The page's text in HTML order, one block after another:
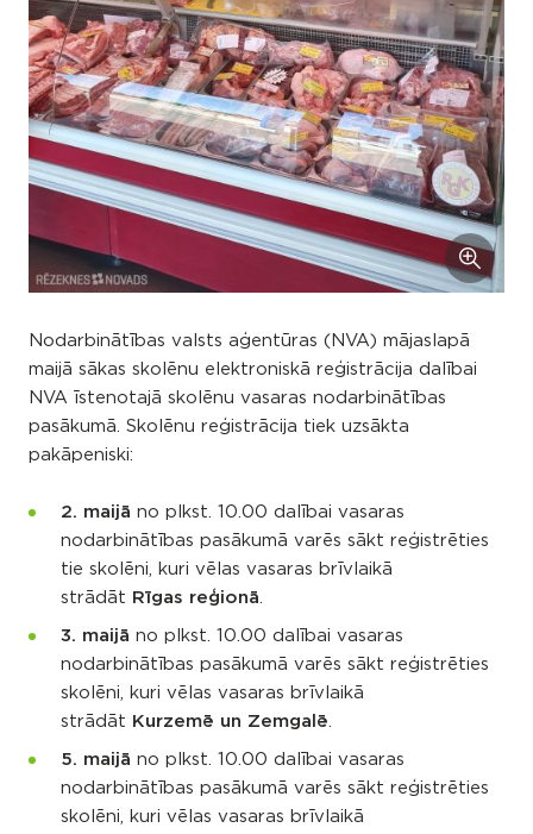
Nodarbinātības valsts aģentūras (NVA) mājaslapā
maijā sākas skolēnu elektroniskā reģistrācija dalībai
NVA īstenotajā skolēnu vasaras nodarbinātības
pasākumā. Skolēnu reģistrācija tiek uzsākta
pakāpeniski:
2. maijā no plkst. 10.00 dalībai vasaras
nodarbinātības pasākumā varēs sākt reģistrēties
tie skolēni, kuri vēlas vasaras brīvlaikā
strādāt Rīgas reģionā
3. maijā no plkst. 10.00 dalībai vasaras
nodarbinātības pasākumā varēs sākt reģistrēties
skolēni, kuri vēlas vasaras brīvlaikā
strādāt Kurzemē un Zemgalē
5. maijā no plkst. 10.00 dalībai vasaras
nodarbinātības pasākumā varēs sākt reģistrēties
skolēni, kuri vēlas vasaras brīvlaikā